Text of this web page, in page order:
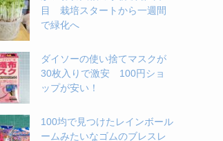
目 栽培スタートから一週間
で緑化へ
ダイソーの使い捨てマスクが
30枚入りで激安 100円ショ
ップが安い！
100均で見つけたレインボール
ームみたいなゴムのブレスレ